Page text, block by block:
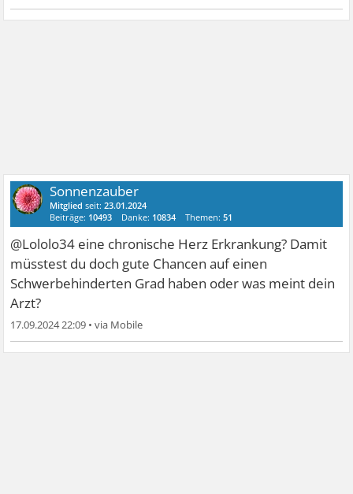
Sonnenzauber
Mitglied seit:23.01.2024
Beiträge: 10493 Danke: 10834 Themen:51
@Lololo34 eine chronische Herz Erkrankung? Damit
müsstest du doch gute Chancen auf einen
Schwerbehinderten Grad haben oder was meint dein
Arzt?
17.09.2024 22:09 •